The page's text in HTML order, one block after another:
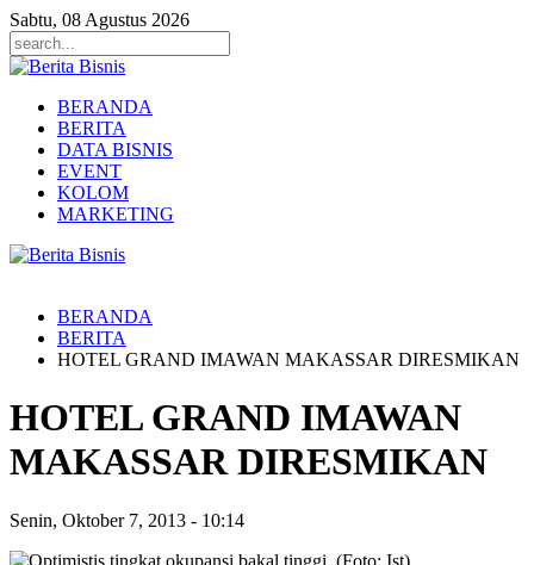
Sabtu, 08 Agustus 2026
BERANDA
BERITA
DATA BISNIS
EVENT
KOLOM
MARKETING
BERANDA
BERITA
HOTEL GRAND IMAWAN MAKASSAR DIRESMIKAN
HOTEL GRAND IMAWAN
MAKASSAR DIRESMIKAN
Senin, Oktober 7, 2013 - 10:14